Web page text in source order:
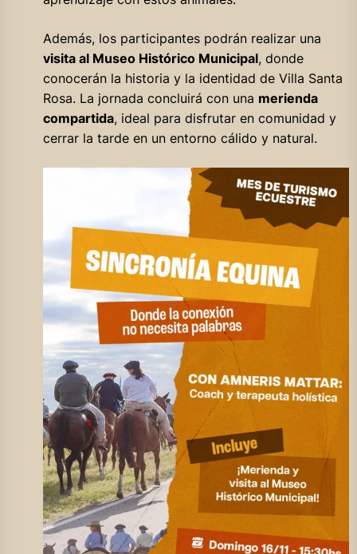
Además, los participantes podrán realizar una
visita al Museo Histórico Municipal, donde
conocerán la historia y la identidad de Villa Santa
Rosa. La jornada concluirá con una merienda
compartida, ideal para disfrutar en comunidad y
cerrar la tarde en un entorno cálido y natural.